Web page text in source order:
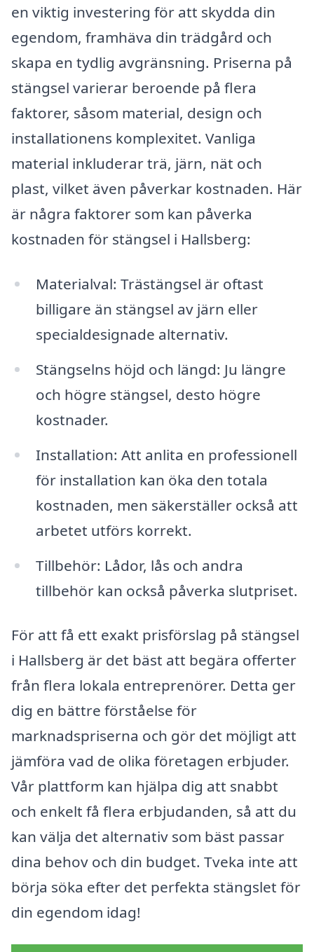
en viktig investering för att skydda din
egendom, framhäva din trädgård och
skapa en tydlig avgränsning. Priserna på
stängsel varierar beroende på flera
faktorer, såsom material, design och
installationens komplexitet. Vanliga
material inkluderar trä, järn, nät och
plast, vilket även påverkar kostnaden. Här
är några faktorer som kan påverka
kostnaden för stängsel i Hallsberg:
Materialval: Trästängsel är oftast
billigare än stängsel av järn eller
specialdesignade alternativ.
Stängselns höjd och längd: Ju längre
och högre stängsel, desto högre
kostnader.
Installation: Att anlita en professionell
för installation kan öka den totala
kostnaden, men säkerställer också att
arbetet utförs korrekt.
Tillbehör: Lådor, lås och andra
tillbehör kan också påverka slutpriset.
För att få ett exakt prisförslag på stängsel
i Hallsberg är det bäst att begära offerter
från flera lokala entreprenörer. Detta ger
dig en bättre förståelse för
marknadspriserna och gör det möjligt att
jämföra vad de olika företagen erbjuder.
Vår plattform kan hjälpa dig att snabbt
och enkelt få flera erbjudanden, så att du
kan välja det alternativ som bäst passar
dina behov och din budget. Tveka inte att
börja söka efter det perfekta stängslet för
din egendom idag!